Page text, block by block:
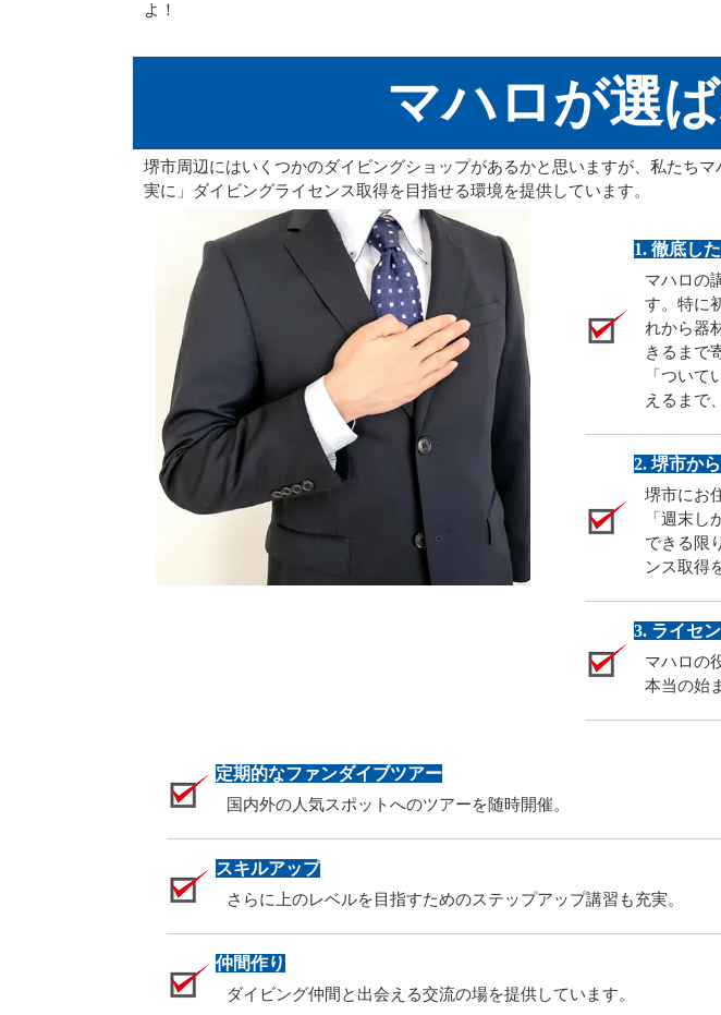
よ！
マハロが選
堺市周辺にはいくつかのダイビングショップがあるかと思いますが、私たち
実に」ダイビングライセンス取得を目指せる環境を提供しています。
1. 徹底し
マハロの
す。特に
れから器
きるまで
「つい
えるまで
2. 堺市か
堺市にお
「週末し
できる限
ンス取得
3. ライセ
マハロの
本当の始
定期的なファンダイブツアー
国内外の人気スポットへのツアーを随時開催。
スキルアップ
さらに上のレベルを目指すためのステップアップ講習も充実。
仲間作り
ダイビング仲間と出会える交流の場を提供しています。